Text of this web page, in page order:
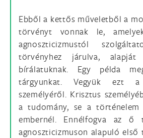
Ebből a kettős műveletből a
törvényt vonnak le,
agnoszticizmustól
törvényhez járulva,
bírálatuknak. Egy példa
tárgyunkat. Vegyük ezt
személyéről. Krisztus
a tudomány, se a
embernél. Ennélfogva az ő
agnoszticizmuson alapuló első